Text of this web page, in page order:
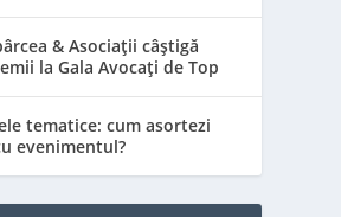
& Asociații câștigă
la Gala Avocați de Top
tematice: cum asortezi
evenimentul?